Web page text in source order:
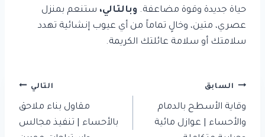
حياة جديدة وقوة مضاعفة. وبالتالي، ستنعم بمنزل
عصري، متين، وخالٍ تماماً من أي عيوب إنشائية تهدد
سلامتك أو سلامة عائلتك الكريمة.
تصفّح
المقالات
السابق
وقاية الأسطح بالدمام
والأحساء | عوازل مائية
التالي
مقاول بناء ملاحق
بالأحساء | تنفيذ مجالس